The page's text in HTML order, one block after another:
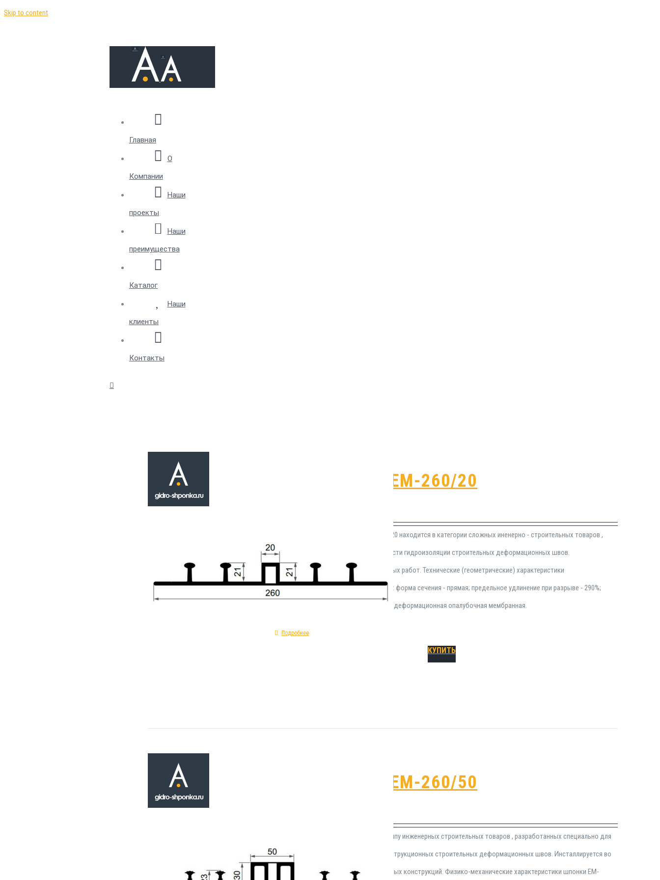
Skip to content
Главная
О
Компании
Наши
проекты
Наши
преимущества
Каталог
Наши
клиенты
Контакты
Гидрошпонка EM-260/20
Герметизационная прокладка EM-260/20 находится в категории сложных иненерно - строительных товаров ,
разработанных для применения в области гидроизоляции строительных деформационных швов.
Устанавливается в процессе монолитных работ. Технические (геометрические) характеристики
гидрозиоляционной шпонки EM-260/20: форма сечения - прямая; предельное удлинение при разрыве - 290%;
материал изготовления - ПВХ; модель - деформационная опалубочная мембранная.
Подробнее
КУПИТЬ
Гидрошпонка EM-260/50
Гидрошпонка EM-260/50 относится к типу инженерных строительных товаров , разработанных специально для
применения в сфере герметизации конструкционных строительных деформационных швов. Инсталлируется во
время работ по возведению опалубочных конструкций. Физико-механические характеристики шпонки EM-